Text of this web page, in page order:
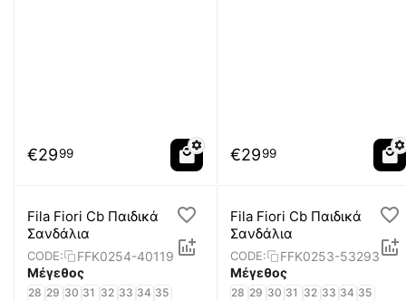
€2999 €2999
Fila Fiori Cb Παιδικά
Σανδάλια
CODE:
FFK0254-40119
Μέγεθος
28 29 30 31 32 33 34 35
Fila Fiori Cb Παιδικά
Σανδάλια
CODE:
FFK0253-53293
Μέγεθος
28 29 30 31 32 33 34 35